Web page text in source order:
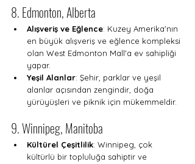
8. Edmonton, Alberta
Alışveriş ve Eğlence: Kuzey Amerika'nın
en büyük alışveriş ve eğlence kompleksi
olan West Edmonton Mall'a ev sahipliği
yapar.
Yeşil Alanlar: Şehir, parklar ve yeşil
alanlar açısından zengindir, doğa
yürüyüşleri ve piknik için mükemmeldir.
9. Winnipeg, Manitoba
Kültürel Çeşitlilik: Winnipeg, çok
kültürlü bir topluluğa sahiptir ve